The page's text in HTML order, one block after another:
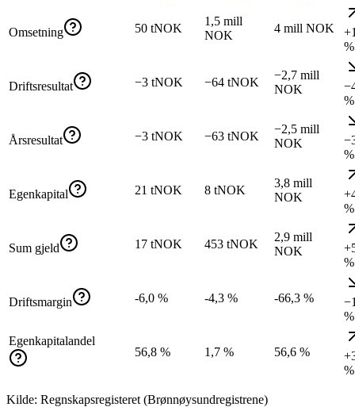
Omsetning 50 tNOK
1,5 mill
NOK
4 mill NOK
%
Driftsresultat −3 tNOK −64 tNOK
−2,7 mill
NOK
%
Årsresultat −3 tNOK −63 tNOK
−2,5 mill
NOK
%
Egenkapital 21 tNOK 8 tNOK
3,8 mill
NOK
%
Sum gjeld 17 tNOK 453 tNOK
2,9 mill
NOK
%
Driftsmargin -6,0 % -4,3 % -66,3 %
%
Egenkapitalandel
56,8 %
1,7 % 56,6 %
%
Kilde: Regnskapsregisteret (Brønnøysundregistrene)